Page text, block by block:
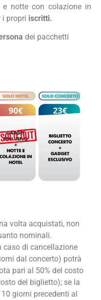
e notte con colazione in
i propri iscritti.
dei pacchetti
volta acquistati, non
nominali.
caso di cancellazione
dal concerto) potrà
pari al 50% del costo
del biglietto); se la
giorni precedenti al